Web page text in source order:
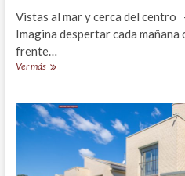
Vistas al mar y cerca del
Imagina despertar cada
frente…
Ver másImpresionante
Cabrils